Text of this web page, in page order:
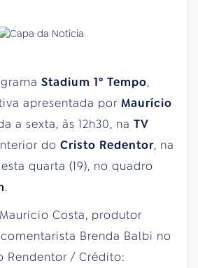
Stadium 1º Tempo,
apresentada por Maurício
a sexta, às 12h30, na TV
do Cristo Redentor, na
quarta (19), no quadro
.